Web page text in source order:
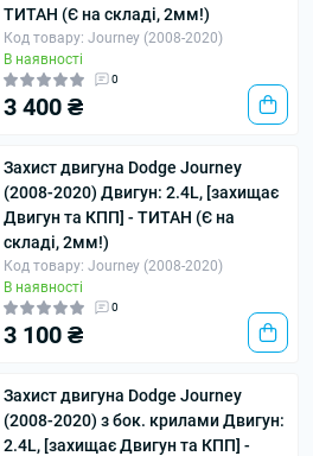
ТИТАН (Є на складі, 2мм!)
Код товару: Journey (2008-2020)
В наявності
0
3 400 ₴
Захист двигуна Dodge Journey
(2008-2020) Двигун: 2.4L, [захищає
Двигун та КПП] - ТИТАН (Є на
складі, 2мм!)
Код товару: Journey (2008-2020)
В наявності
0
3 100 ₴
Захист двигуна Dodge Journey
(2008-2020) з бок. крилами Двигун:
2.4L, [захищає Двигун та КПП] -